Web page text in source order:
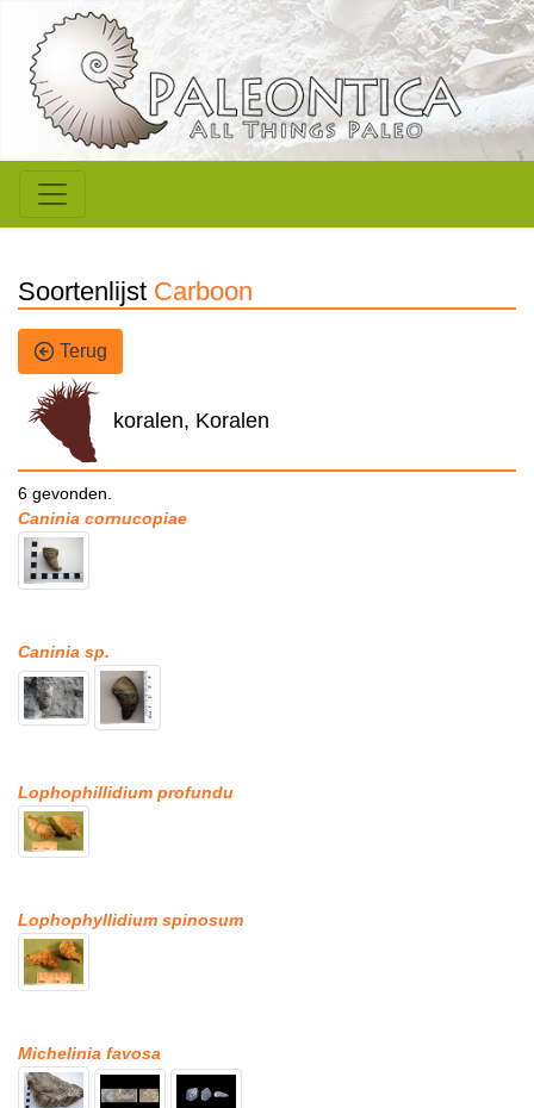
Soortenlijst Carboon
Terug
koralen, Koralen
6 gevonden.
Caninia cornucopiae
Caninia sp.
Lophophillidium profundu
Lophophyllidium spinosum
Michelinia favosa